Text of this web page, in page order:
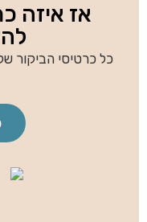
אז איזה
כל כרטיסי הביקור